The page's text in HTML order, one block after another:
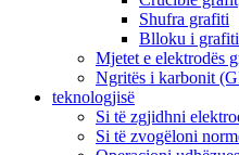
Shufra grafiti
Blloku i
Mjetet e elektrodës
Ngritës i karbonit
teknologjisë
Si të zgjidhni
Si të zvogëloni